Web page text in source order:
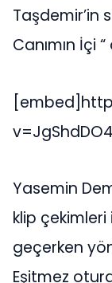
Taşdemir’in
Canımın İçi
Yasemin
klip çekimleri
geçerken
Eşitmez